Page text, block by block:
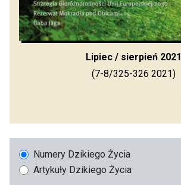
Lipiec / sierpień 2021
(7-8/325-326 2021)
Numery Dzikiego Życia
Artykuły Dzikiego Życia